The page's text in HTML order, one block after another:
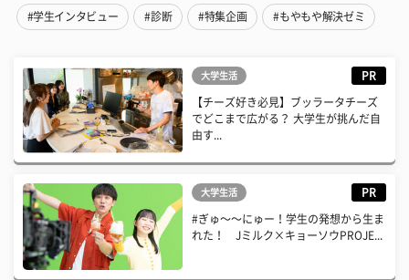
#学生インタビュー #診断 #特集企画 #もやもや解決ゼミ
大学生活 PR
【チーズ好き必見】ブッラータチーズ
でどこまで広がる？ 大学生が挑んだ自
由す...
大学生活 PR
#ぎゅ〜〜にゅー！学生の発想から生ま
れた！ Jミルク×キョーソウPROJE...